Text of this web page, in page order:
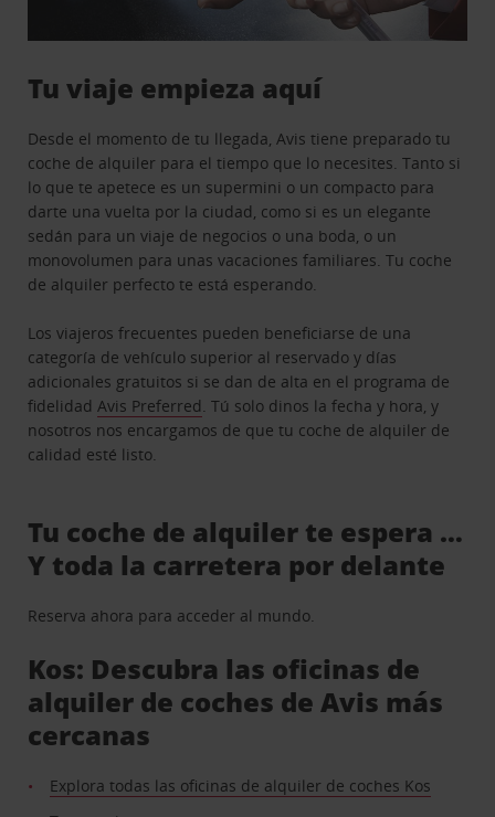
Tu viaje empieza aquí
Desde el momento de tu llegada, Avis tiene preparado tu
coche de alquiler para el tiempo que lo necesites. Tanto si
lo que te apetece es un supermini o un compacto para
darte una vuelta por la ciudad, como si es un elegante
sedán para un viaje de negocios o una boda, o un
monovolumen para unas vacaciones familiares. Tu coche
de alquiler perfecto te está esperando.
Los viajeros frecuentes pueden beneficiarse de una
categoría de vehículo superior al reservado y días
adicionales gratuitos si se dan de alta en el programa de
fidelidadAvis Preferred. Tú solo dinos la fecha y hora, y
nosotros nos encargamos de que tu coche de alquiler de
calidad esté listo.
Tu coche de alquiler te espera …
Y toda la carretera por delante
Reserva ahora para acceder al mundo.
Kos: Descubra las oficinas de
alquiler de coches de Avis más
cercanas
Explora todas las oficinas de alquiler de coches Kos